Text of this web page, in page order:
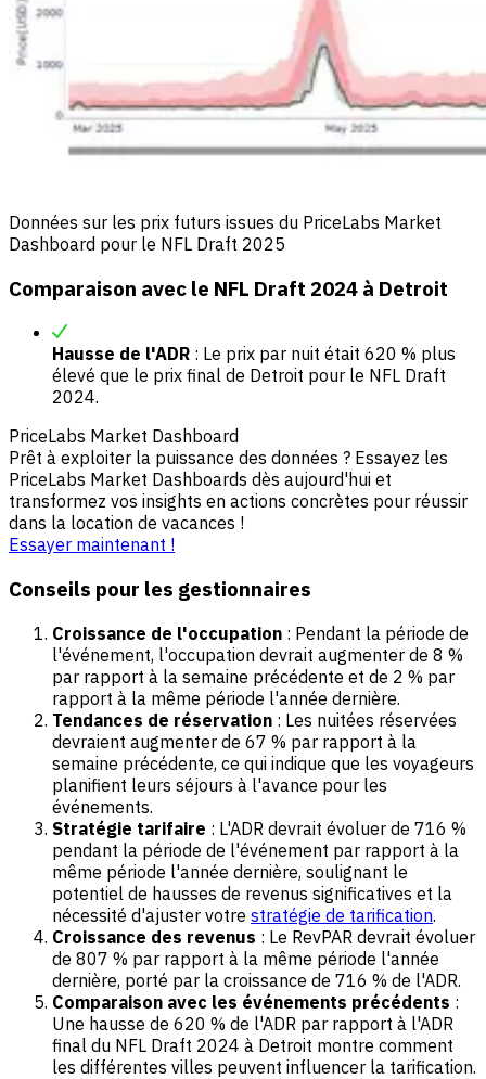
Données sur les prix futurs issues du PriceLabs Market
Dashboard pour le NFL Draft 2025
Comparaison avec le NFL Draft 2024 à Detroit
Hausse de l'ADR : Le prix par nuit était 620 % plus
élevé que le prix final de Detroit pour le NFL Draft
2024.
PriceLabs Market Dashboard
Prêt à exploiter la puissance des données ? Essayez les
PriceLabs Market Dashboards dès aujourd'hui et
transformez vos insights en actions concrètes pour réussir
dans la location de vacances !
Essayer maintenant !
Conseils pour les gestionnaires
Croissance de l'occupation : Pendant la période de
l'événement, l'occupation devrait augmenter de 8 %
par rapport à la semaine précédente et de 2 % par
rapport à la même période l'année dernière.
Tendances de réservation : Les nuitées réservées
devraient augmenter de 67 % par rapport à la
semaine précédente, ce qui indique que les voyageurs
planifient leurs séjours à l'avance pour les
événements.
Stratégie tarifaire : L'ADR devrait évoluer de 716 %
pendant la période de l'événement par rapport à la
même période l'année dernière, soulignant le
potentiel de hausses de revenus significatives et la
nécessité d'ajuster votre stratégie de tarification.
Croissance des revenus : Le RevPAR devrait évoluer
de 807 % par rapport à la même période l'année
dernière, porté par la croissance de 716 % de l'ADR.
Comparaison avec les événements précédents :
Une hausse de 620 % de l'ADR par rapport à l'ADR
final du NFL Draft 2024 à Detroit montre comment
les différentes villes peuvent influencer la tarification.